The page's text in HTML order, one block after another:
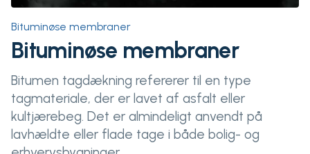
Bituminøse membraner
Bituminøse membraner
Bitumen tagdækning refererer til en type
tagmateriale, der er lavet af asfalt eller
kultjærebeg. Det er almindeligt anvendt på
lavhældte eller flade tage i både bolig- og